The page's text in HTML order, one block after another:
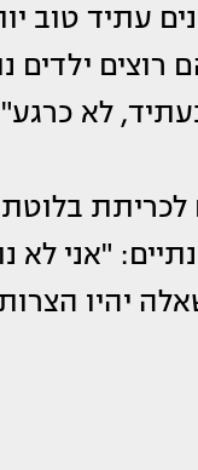
עתיד טוב
ילדים
לא
לכריתת
"אני לא
יהיו